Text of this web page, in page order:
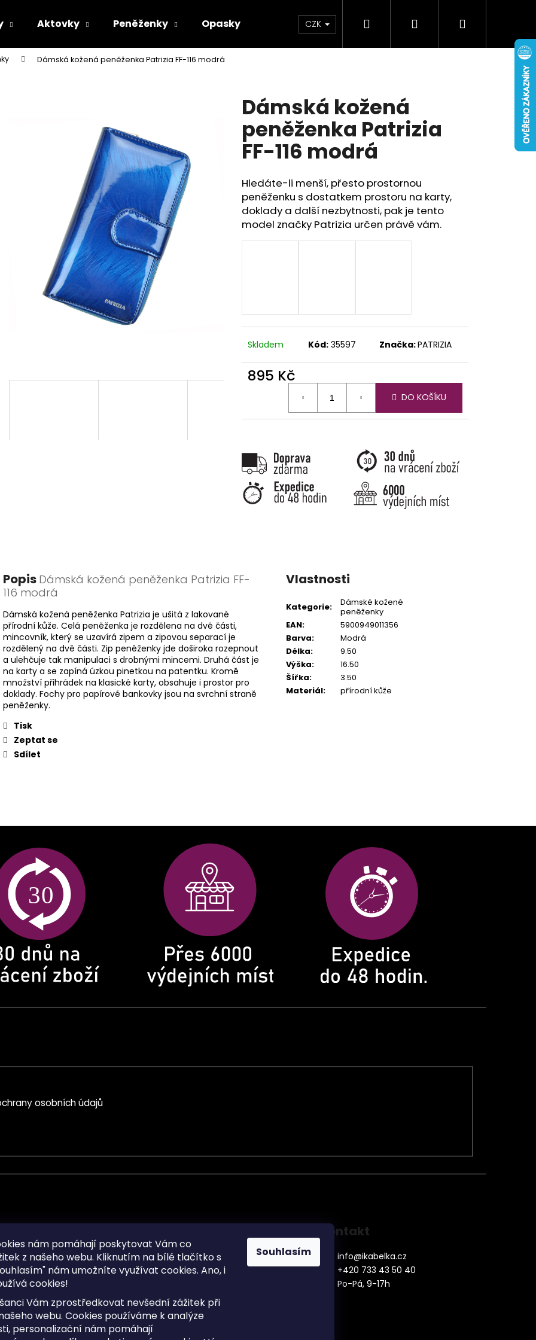
nám pomáhají poskytovat Vám co
z našeho webu. Kliknutím na bílé tlačítko s
nám umožníte využívat cookies. Ano, i
cookies!
Vám zprostředkovat nevšední zážitek při
webu. Cookies používáme k analýze
personalizační nám pomáhají
Souhlasím
Aktovky Peněženky Opasky Doplňky Novinky
CZK Hledat PřihlášeníNákupní
Dámská kožená peněženka Patrizia FF-116 modrá
Dámská kožená
peněženka Patrizia
FF-116 modrá
Hledáte-li menší, přesto prostornou
peněženku s dostatkem prostoru na karty,
doklady a další nezbytnosti, pak je tento
model značky Patrizia určen právě vám.
Skladem Kód: 35597 Značka:PATRIZIA
895 Kč
DO KOŠÍKU
Popis Dámská kožená peněženka Patrizia FF-
116 modrá
Dámská kožená peněženka Patrizia je ušitá z lakované
přírodní kůže. Celá peněženka je rozdělena na dvě části,
mincovník, který se uzavírá zipem a zipovou separací je
rozdělený na dvě části. Zip peněženky jde doširoka rozepnout
a ulehčuje tak manipulaci s drobnými mincemi. Druhá část je
na karty a se zapíná úzkou pinetkou na patentku. Kromě
množství přihrádek na klasické karty, obsahuje i prostor pro
doklady. Fochy pro papírové bankovky jsou na svrchní straně
peněženky.
Tisk
Zeptat se
Sdílet
Vlastnosti
Kategorie:
Dámské kožené
peněženky
EAN:
5900949011356
Barva:
Modrá
Délka:
9.50
Výška:
16.50
Šířka:
3.50
Materiál: přírodní kůže
Co potřebujete najít?
Doporučujeme
osobních údajů
osobních údajů
dotazy
cookies
Sitemap
Doprava a Platba
Postup vrácení zboží ve 30 denní
lhůtě
Obchodní podmínky
Kontakt
info@ikabelka.cz
+420 733 43 50 40
Po-Pá, 9-17h